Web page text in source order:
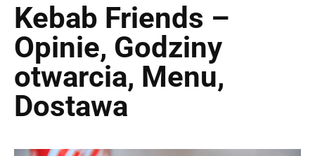
Kebab Friends –
Opinie, Godziny
otwarcia, Menu,
Dostawa